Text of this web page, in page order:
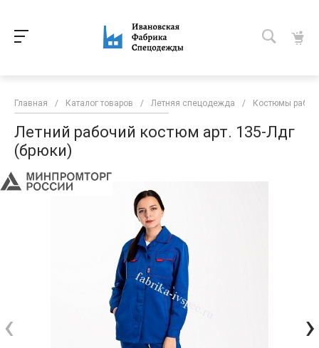
Главная / Каталог товаров / Летняя спецодежда / Костюмы
Летний рабочий костюм арт. 135-Лдг
(брюки)
‹ ›